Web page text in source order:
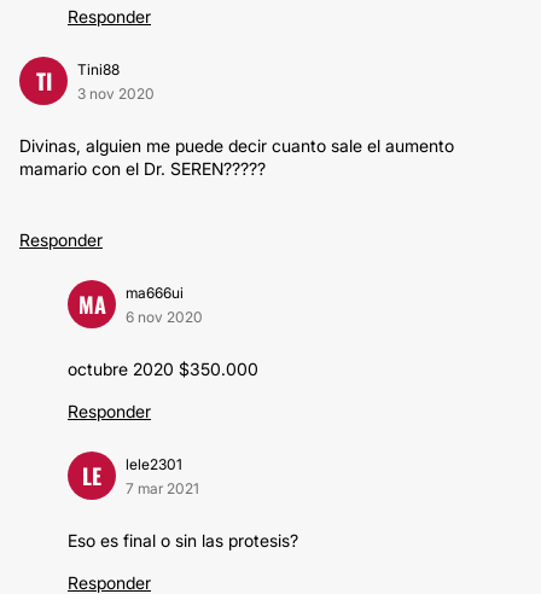
Responder
TI
Tini88
3 nov 2020
Divinas, alguien me puede decir cuanto sale el aumento
mamario con el Dr. SEREN?????
Responder
MA
ma666ui
6 nov 2020
octubre 2020 $350.000
Responder
LE
lele2301
7 mar 2021
Eso es final o sin las protesis?
Responder